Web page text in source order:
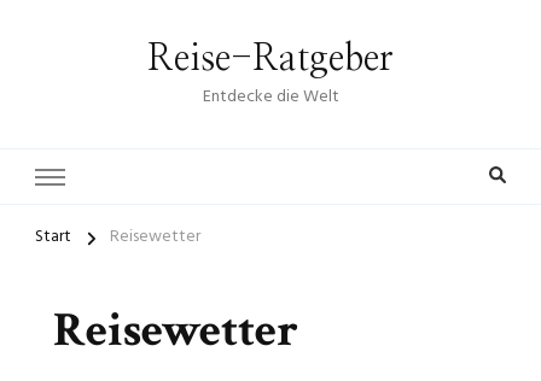
Reise-Ratgeber
Entdecke die Welt
Start Reisewetter
Reisewetter